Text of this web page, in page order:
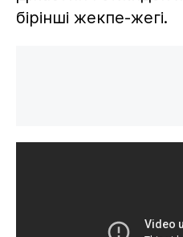
бірінші жекпе-жегі.